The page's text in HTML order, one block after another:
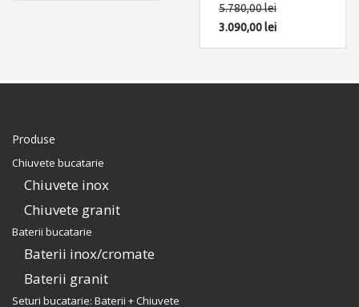
Componente: Chiuveta
Venus-R Workstation cu 3
5.780,00lei
3.090,00lei
Produse
Chiuvete bucatarie
Chiuvete inox
Chiuvete granit
Baterii bucatarie
Baterii inox/cromate
Baterii granit
Seturi bucatarie: Baterii + Chiuvete